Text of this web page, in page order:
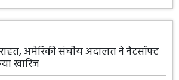
अमेरिकी संघीय अदालत ने नैटसॉफ्ट
खारिज